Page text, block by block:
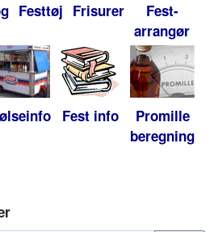
Festtøj Frisurer
Fest-
arrangør
Fest info
Promille
beregning